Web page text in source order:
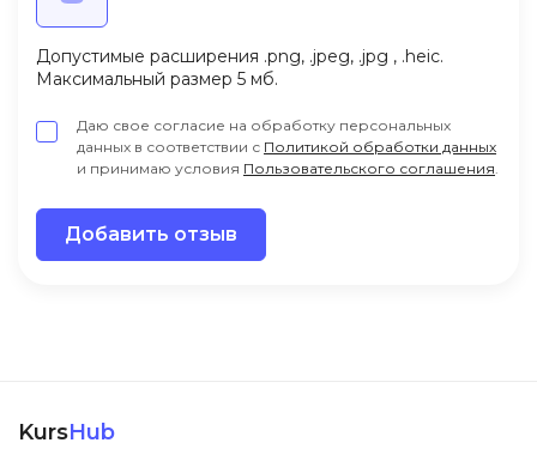
Допустимые расширения .png, .jpeg, .jpg , .heic.
Максимальный размер 5 мб.
Даю свое согласие на обработку персональных
данных в соответствии с Политикой обработки данных
и принимаю условия Пользовательского соглашения
Добавить отзыв
KursHub